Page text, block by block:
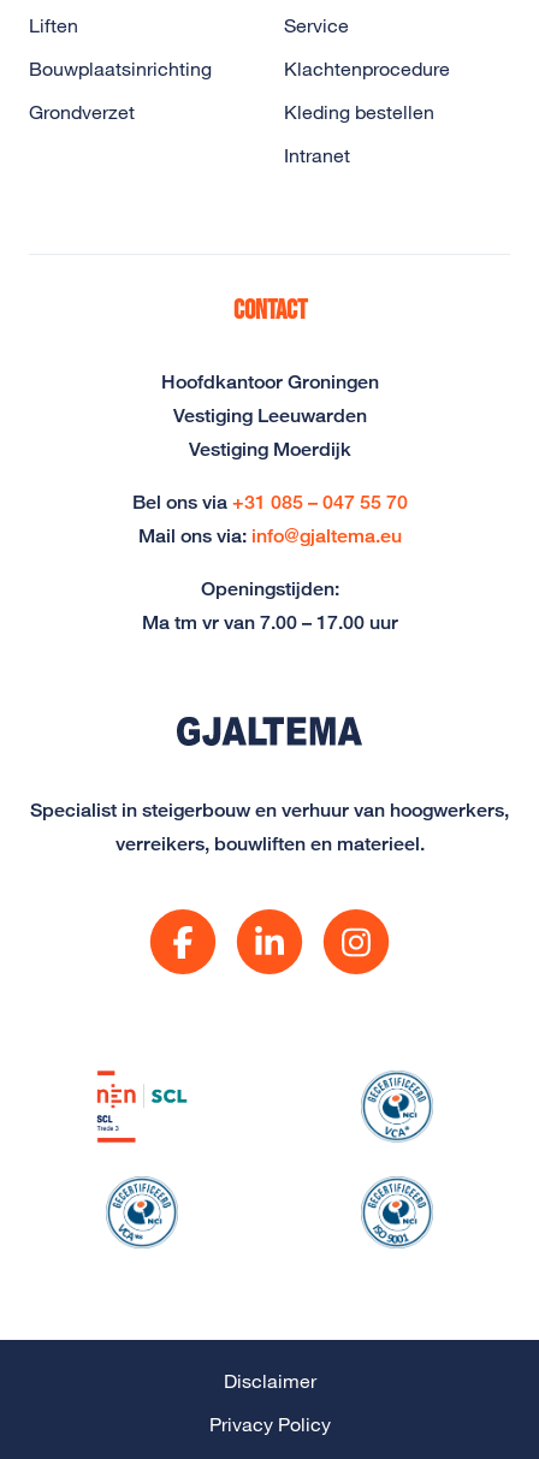
Specialist in steigerbouw en verhuur van hoogwerkers,
verreikers, bouwliften en materieel.
Liften
Bouwplaatsinrichting
Grondverzet
Service
Klachtenprocedure
Kleding bestellen
Intranet
Contact
Hoofdkantoor Groningen
Vestiging Leeuwarden
Vestiging Moerdijk
Bel ons via +31 085 – 047 55 70
Mail ons via: info@gjaltema.eu
Openingstijden:
Ma tm vr van 7.00 – 17.00 uur
Disclaimer
Privacy Policy